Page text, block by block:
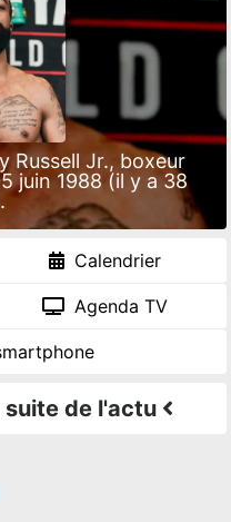
Russell Jr., boxeur
juin 1988 (il y a 38
Calendrier
Agenda TV
suite de l'actu